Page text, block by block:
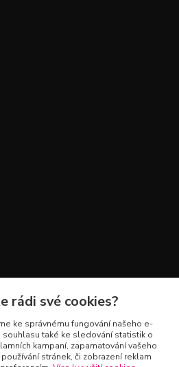
rádi své cookies?
ke správnému fungování našeho e-
souhlasu také ke sledování statistik o
kampaní, zapamatování vašeho
stránek, či zobrazení reklam